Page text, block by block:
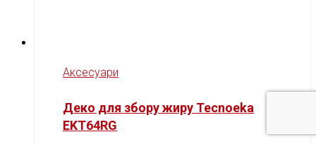
Аксесуари
Деко для збору жиру Tecnoeka
EKT64RG